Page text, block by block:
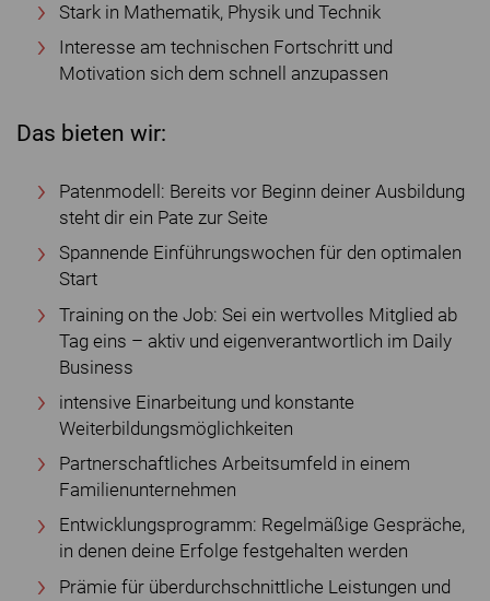
Stark in Mathematik, Physik und Technik
Interesse am technischen Fortschritt und
Motivation sich dem schnell anzupassen
Das bieten wir:
Patenmodell: Bereits vor Beginn deiner Ausbildung
steht dir ein Pate zur Seite
Spannende Einführungswochen für den optimalen
Start
Training on the Job: Sei ein wertvolles Mitglied ab
Tag eins – aktiv und eigenverantwortlich im Daily
Business
intensive Einarbeitung und konstante
Weiterbildungsmöglichkeiten
Partnerschaftliches Arbeitsumfeld in einem
Familienunternehmen
Entwicklungsprogramm: Regelmäßige Gespräche,
in denen deine Erfolge festgehalten werden
Prämie für überdurchschnittliche Leistungen und